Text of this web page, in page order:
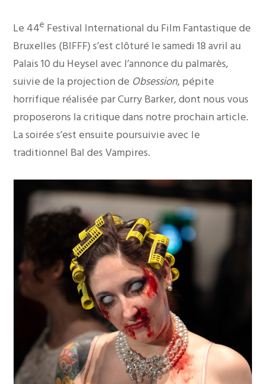
Le 44e Festival International du Film Fantastique de
Bruxelles (BIFFF) s’est clôturé le samedi 18 avril au
Palais 10 du Heysel avec l’annonce du palmarès,
suivie de la projection de Obsession, pépite
horrifique réalisée par Curry Barker, dont nous vous
proposerons la critique dans notre prochain article.
La soirée s’est ensuite poursuivie avec le
traditionnel Bal des Vampires.